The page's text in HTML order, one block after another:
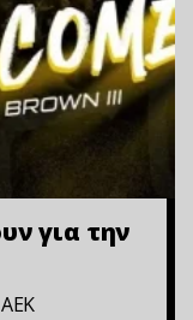
για την